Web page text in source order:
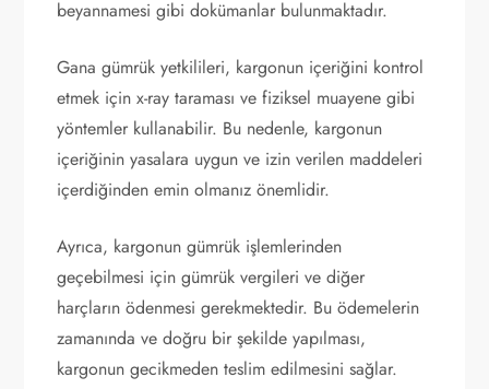
beyannamesi gibi dokümanlar bulunmaktadır.
Gana gümrük yetkilileri, kargonun içeriğini kontrol
etmek için x-ray taraması ve fiziksel muayene gibi
yöntemler kullanabilir. Bu nedenle, kargonun
içeriğinin yasalara uygun ve izin verilen maddeleri
içerdiğinden emin olmanız önemlidir.
Ayrıca, kargonun gümrük işlemlerinden
geçebilmesi için gümrük vergileri ve diğer
harçların ödenmesi gerekmektedir. Bu ödemelerin
zamanında ve doğru bir şekilde yapılması,
kargonun gecikmeden teslim edilmesini sağlar.